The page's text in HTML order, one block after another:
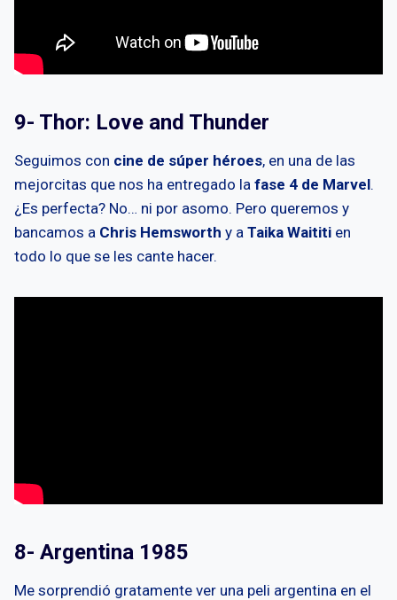
9- Thor: Love and Thunder
Seguimos con cine de súper héroes, en una de las
mejorcitas que nos ha entregado la fase 4 de Marvel.
¿Es perfecta? No… ni por asomo. Pero queremos y
bancamos a Chris Hemsworth y a Taika Waititi en
todo lo que se les cante hacer.
8- Argentina 1985
Me sorprendió gratamente ver una peli argentina en el